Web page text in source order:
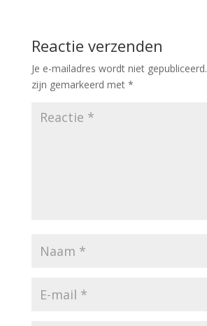
Reactie verzenden
Je e-mailadres wordt niet gepubliceerd.
zijn gemarkeerd met *